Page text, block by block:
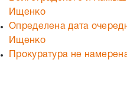
Ищенко
Определена дата
Ищенко
Прокуратура не